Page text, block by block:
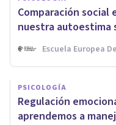
Comparación social
nuestra autoestima
Escuela Europea
PSICOLOGÍA
Regulación
aprendemos a